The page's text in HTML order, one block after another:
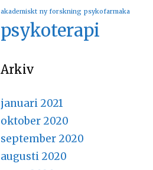
akademiskt ny forskning psykofarmaka
psykoterapi
Arkiv
januari 2021
oktober 2020
september 2020
augusti 2020